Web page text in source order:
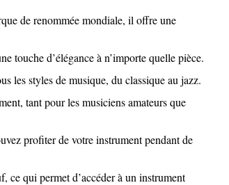
de renommée mondiale, il offre une
touche d’élégance à n’importe quelle pièce.
les styles de musique, du classique au jazz.
tant pour les musiciens amateurs que
profiter de votre instrument pendant de
ce qui permet d’accéder à un instrument